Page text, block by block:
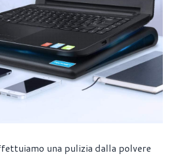
una pulizia dalla polvere